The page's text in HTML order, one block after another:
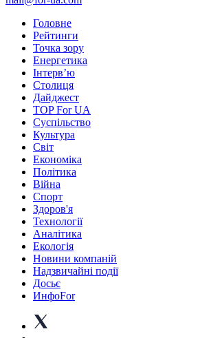
Головне
Рейтинги
Точка зору
Енергетика
Інтерв’ю
Столиця
Дайджест
TOP For UA
Суспiльство
Культура
Світ
Економіка
Політика
Війна
Спорт
Здоров'я
Технології
Аналітика
Екологія
Новини компаній
Надзвичайні події
Досьє
ИнфоFor